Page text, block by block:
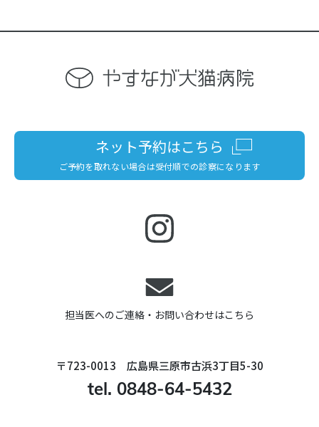
ネット予約はこちら
ご予約を取れない場合は受付順での診察になります
担当医へのご連絡・お問い合わせはこちら
〒723-0013 広島県三原市古浜3丁目5-30
tel. 0848-64-5432